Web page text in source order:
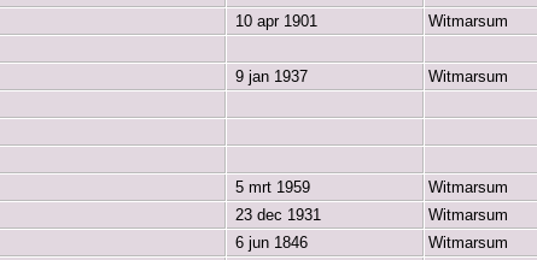
10 apr 1901 Witmarsum
9 jan 1937 Witmarsum
5 mrt 1959 Witmarsum
23 dec 1931 Witmarsum
6 jun 1846 Witmarsum